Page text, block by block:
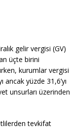
gelir vergisi (GV)
üçte birini
kurumlar vergisi
yüzde 31,6’yı
unsurları üzerinden
tevkifat